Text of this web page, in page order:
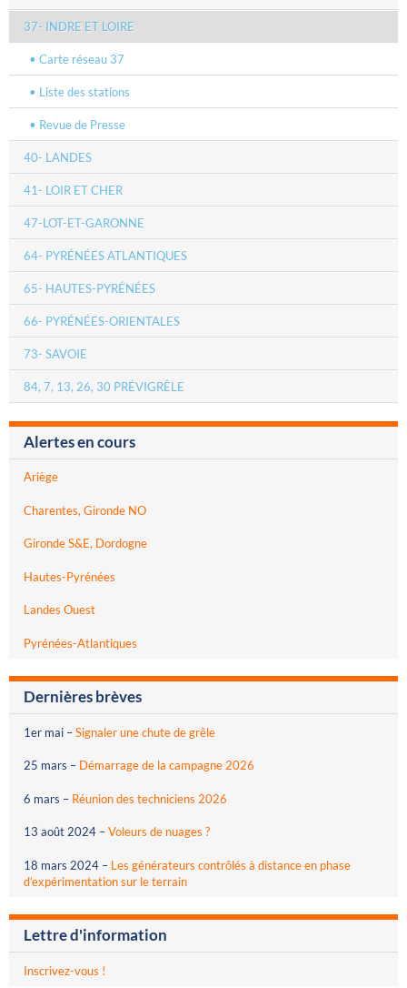
37- INDRE ET LOIRE
Carte réseau 37
Liste des stations
Revue de Presse
40- LANDES
41- LOIR ET CHER
47-LOT-ET-GARONNE
64- PYRÉNÉES ATLANTIQUES
65- HAUTES-PYRÉNÉES
66- PYRÉNÉES-ORIENTALES
73- SAVOIE
84, 7, 13, 26, 30 PRÉVIGRÊLE
Alertes en cours
Ariège
Charentes, Gironde NO
Gironde S&E, Dordogne
Hautes-Pyrénées
Landes Ouest
Pyrénées-Atlantiques
Dernières brèves
1er mai –Signaler une chute de grêle
25 mars – Démarrage de la campagne 2026
6 mars – Réunion des techniciens 2026
13 août 2024 –Voleurs de nuages ?
18 mars 2024 – Les générateurs contrôlés à distance en phase
d’expérimentation sur le terrain
Lettre d'information
Inscrivez-vous !